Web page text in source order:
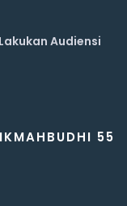
Audiensi
55